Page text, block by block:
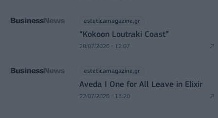
esteticamagazine.gr
“Kokoon Loutraki Coast”
28/07/2026 - 12:07
esteticamagazine.gr
Aveda I One for All Leave in Elixir
22/07/2026 - 13:20